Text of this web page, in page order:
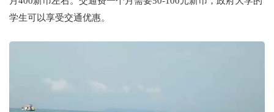
学生可以享受交通优惠。